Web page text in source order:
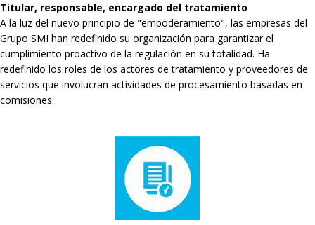
Titular, responsable, encargado del tratamiento
A la luz del nuevo principio de "empoderamiento", las empresas del
Grupo SMI han redefinido su organización para garantizar el
cumplimiento proactivo de la regulación en su totalidad. Ha
redefinido los roles de los actores de tratamiento y proveedores de
servicios que involucran actividades de procesamiento basadas en
comisiones.